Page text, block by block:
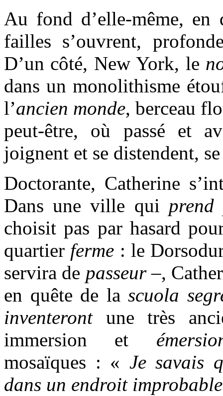
Au fond d’elle-même, en
failles s’ouvrent,
D’un côté, New York, le
dans un monolithisme
l’ancien monde, berceau
peut-être, où passé et
joignent et se distendent,
Doctorante, Catherine
Dans une ville qui
choisit pas par hasard
quartier ferme : le
servira de passeur –,
en quête de lascuola
inventeront une très
immersion et
mosaïques : « Je savais
dans un endroit improbable